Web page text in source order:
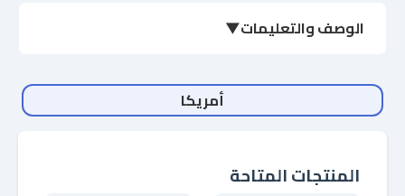
الوصف والتعليمات
أمريكا
المنتجات المتاحة